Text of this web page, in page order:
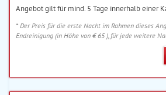
Angebot gilt für mind. 5 Tage innerhalb einer
* Der Preis für die erste Nacht im Rahmen dieses
Endreinigung (in Höhe von € 65 ), für jede weitere